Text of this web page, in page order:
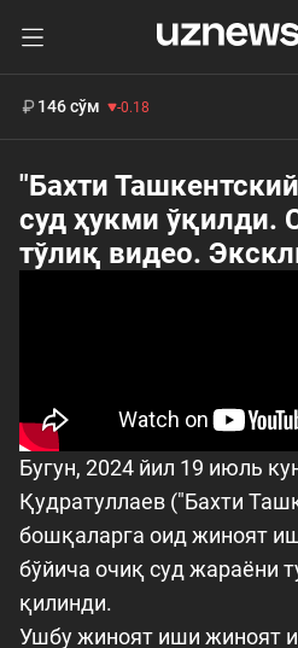
13 749 сўм 32.19
146 сўм -0.18
"Бахти
суд ҳукми ўқилди.
тўлиқ видео.
Бугун, 2024 йил 19 июль
Қудратуллаев ("Бахти
бошқаларга оид жиноят
бўйича очиқ суд жараёни
қилинди.
Ушбу жиноят иши жиноят